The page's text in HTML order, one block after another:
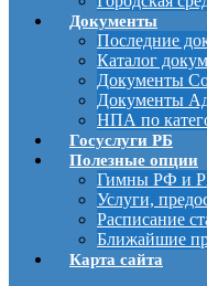
Документы
Последние
Каталог
Документы
Документы
НПА по
Госуслуги РБ
Полезные опции
Гимны РФ и
Услуги,
Расписание
Ближайшие
Карта сайта